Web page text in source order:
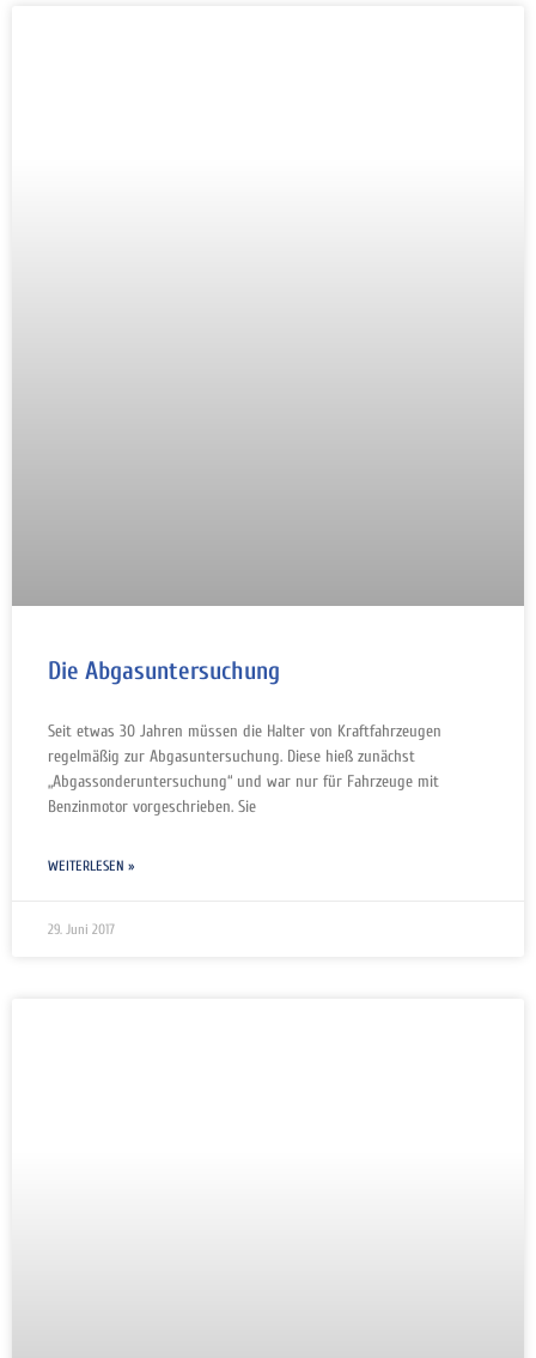
Die Abgasuntersuchung
Seit etwas 30 Jahren müssen die Halter von Kraftfahrzeugen
regelmäßig zur Abgasuntersuchung. Diese hieß zunächst
„Abgassonderuntersuchung“ und war nur für Fahrzeuge mit
Benzinmotor vorgeschrieben. Sie
WEITERLESEN »
29. Juni 2017